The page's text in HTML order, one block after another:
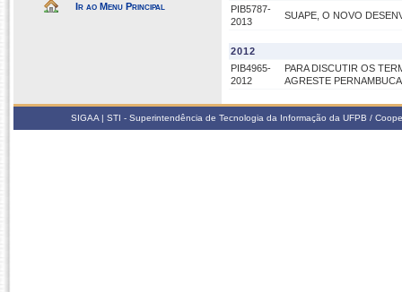
Ir ao Menu Principal
PIB5787-
2013
SUAPE, O NOVO
2012
PIB4965-
2012
PARA DISCUTIR OS
AGRESTE
SIGAA | STI - Superintendência de Tecnologia da Informação da UFPB /